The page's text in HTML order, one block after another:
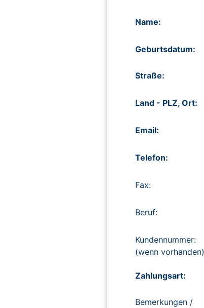
Name:
Geburtsdatum:
Straße:
Land - PLZ, Ort:
Email:
Telefon:
Fax:
Beruf:
Kundennummer:
(wenn vorhanden)
Zahlungsart:
Bemerkungen /